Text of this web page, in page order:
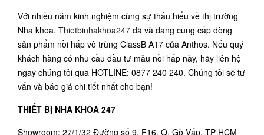
Với nhiều năm kinh nghiệm cùng sự thấu hiểu về thị trường
Nha khoa. Thietbinhakhoa247 đã và đang cung cấp dòng
sản phẩm nồi hấp vô trùng ClassB A17 của Anthos. Nếu quý
khách hàng có nhu cầu đầu tư mẫu nồi hấp này, hãy liên hệ
ngay chúng tôi qua HOTLINE: 0877 240 240. Chúng tôi sẽ tư
vấn và báo giá chi tiết nhất cho bạn!
THIẾT BỊ NHA KHOA 247
Showroom: 27/1/32 Đường số 9, F16, Q. Gò Vấp, TP HCM